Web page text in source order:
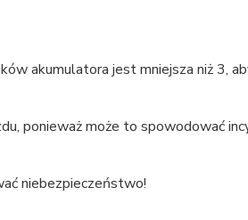
akumulatora jest mniejsza niż 3,
ponieważ może to spowodować
niebezpieczeństwo!